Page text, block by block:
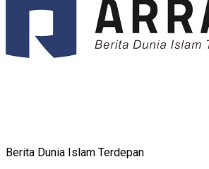
Berita Dunia Islam Terdepan